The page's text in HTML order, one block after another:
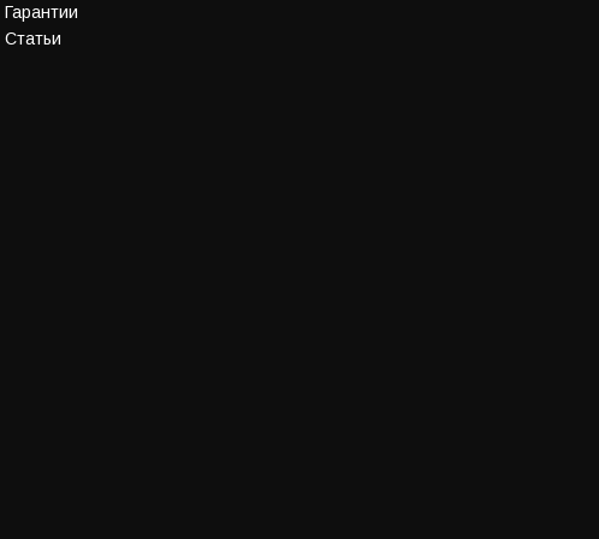
Гарантии
Статьи